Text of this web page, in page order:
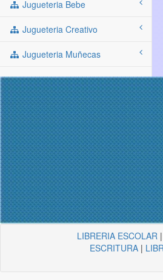
Jugueteria Bebe
Jugueteria Creativo
Jugueteria Muñecas
LIBRERIA ESCOLAR |
ESCRITURA|